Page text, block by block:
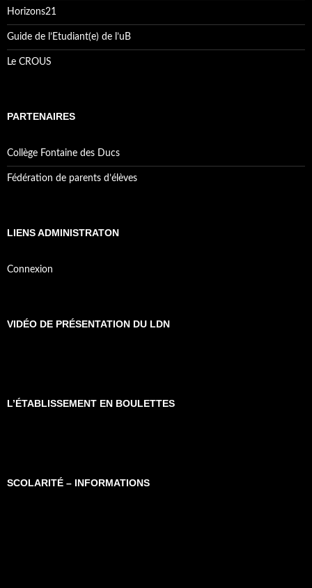
Horizons21
Guide de l’Etudiant(e) de l’uB
Le CROUS
PARTENAIRES
Collège Fontaine des Ducs
Fédération de parents d’élèves
LIENS ADMINISTRATON
Connexion
VIDÉO DE PRÉSENTATION DU LDN
L’ÉTABLISSEMENT EN BOULETTES
SCOLARITÉ – INFORMATIONS